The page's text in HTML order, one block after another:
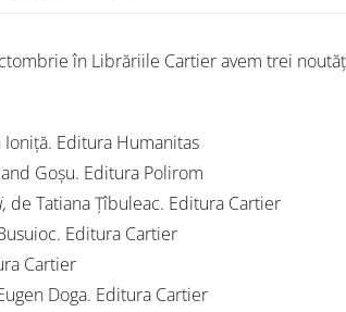
în Librăriile Cartier avem trei
Ioniță. Editura Humanitas
Goșu. Editura Polirom
de Tatiana Țîbuleac. Editura Cartier
Editura Cartier
Cartier
Doga. Editura Cartier